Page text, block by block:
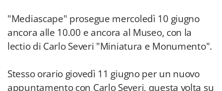
"Mediascape" prosegue mercoledì 10 giugno
ancora alle 10.00 e ancora al Museo, con la
lectio di Carlo Severi "Miniatura e Monumento".
Stesso orario giovedì 11 giugno per un nuovo
appuntamento con Carlo Severi, questa volta su